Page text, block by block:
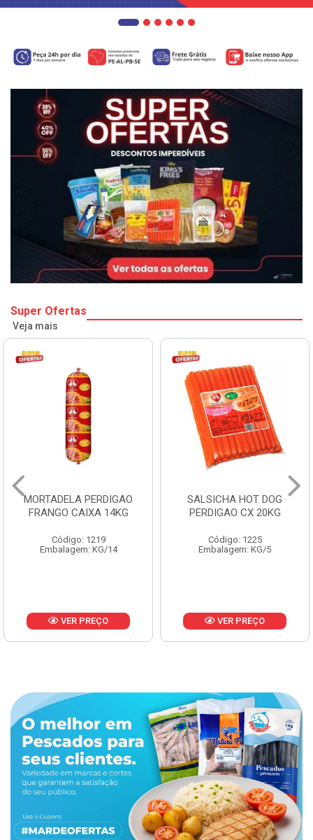
Super Ofertas
Veja mais
MORTADELA PERDIGAO
FRANGO CAIXA 14KG
Código: 1219
Embalagem: KG/14
VER PREÇO
SALSICHA HOT DOG
PERDIGAO CX 20KG
Código: 1225
Embalagem: KG/5
VER PREÇO